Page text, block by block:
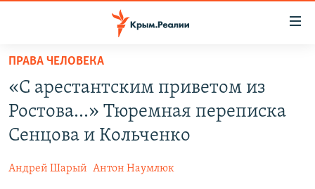
Вернуться
основному
содержанию
Вернутся
главной
навигации
СПЕЦПРОЕКТЫ
11 ЛЕТ ОККУПАЦИИ КРЫМА. 11 ИСТОРИЙ СОПРОТИВЛЕНИЯ
ВОДА
ЕЩЕ
ПРАВА ЧЕЛОВЕКА
«С арестантским приветом из
Ростова...» Тюремная переписка
Сенцова и Кольченко
Андрей Шарый Антон Наумлюк